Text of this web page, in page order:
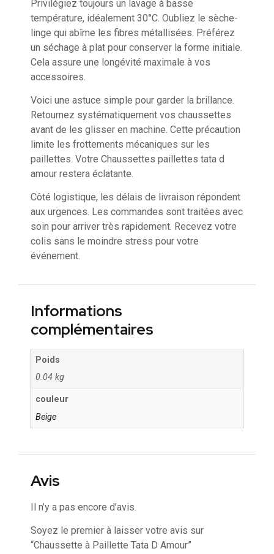
Privilégiez toujours un lavage à basse
température, idéalement 30°C. Oubliez le sèche-
linge qui abîme les fibres métallisées. Préférez
un séchage à plat pour conserver la forme initiale.
Cela assure une longévité maximale à vos
accessoires.
Voici une astuce simple pour garder la brillance.
Retournez systématiquement vos chaussettes
avant de les glisser en machine. Cette précaution
limite les frottements mécaniques sur les
paillettes. Votre Chaussettes paillettes tata d
amour restera éclatante.
Côté logistique, les délais de livraison répondent
aux urgences. Les commandes sont traitées avec
soin pour arriver très rapidement. Recevez votre
colis sans le moindre stress pour votre
événement.
Informations
complémentaires
Poids
0.04 kg
couleur
Beige
Avis
Il n’y a pas encore d’avis.
Soyez le premier à laisser votre avis sur
“Chaussette à Paillette Tata D Amour”